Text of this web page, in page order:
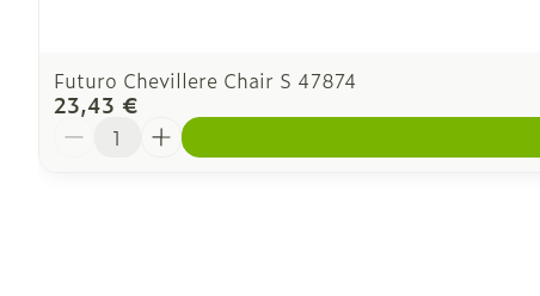
Futuro Chevillere Chair S 47874
23,43 €
Quantité